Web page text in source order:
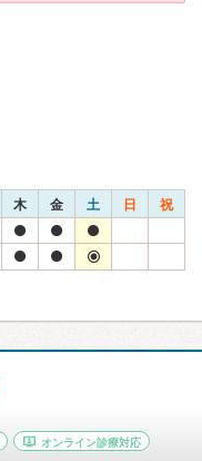
木 金 土 日 祝
オンライン診療対応